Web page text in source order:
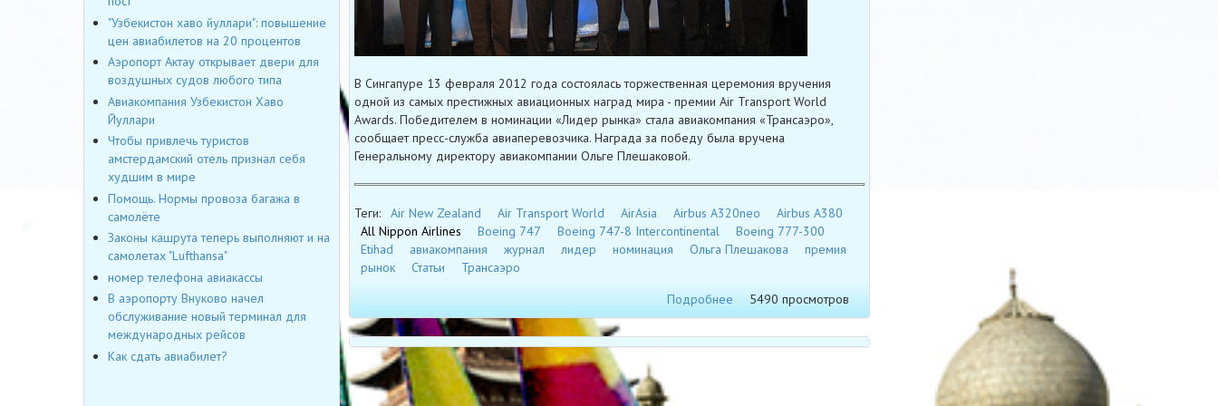
В Сингапуре 13 февраля 2012 года состоялась торжественная церемония вручения
одной из самых престижных авиационных наград мира - премии Air Transport World
Awards. Победителем в номинации «Лидер рынка» стала авиакомпания «Трансаэро»,
сообщает пресс-служба авиаперевозчика. Награда за победу была вручена
Генеральному директору авиакомпании Ольге Плешаковой.
Теги: Air New Zealand Air Transport World AirAsia Airbus A320neo
Airbus A380
All Nippon Airlines
Boeing 747 Boeing 747-8 Intercontinental
Boeing 777-300
Etihad
авиакомпания журнал лидер номинация Ольга Плешакова
премия
рынок
Статьи
Трансаэро
Подробнее
5490 просмотров
"Узбекистон хаво йуллари": повышение
цен авиабилетов на 20 процентов
Аэропорт Актау открывает двери для
воздушных судов любого типа
Авиакомпания Узбекистон Хаво
Йуллари
Чтобы привлечь туристов
амстердамский отель признал себя
худшим в мире
Помощь. Нормы провоза багажа в
самолёте
Законы кашрута теперь выполняют и на
самолетах "Lufthansa"
номер телефона авиакассы
В аэропорту Внуково начел
обслуживание новый терминал для
международных рейсов
Как сдать авиабилет?